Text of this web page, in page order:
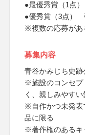
●最優秀賞（1点
●優秀賞（3点）
※複数の応募があ
募集内容
青谷かみじち史
※施設のコンセプ
く、親しみやす
※自作かつ未発表
品に限る
※著作権のあるキ